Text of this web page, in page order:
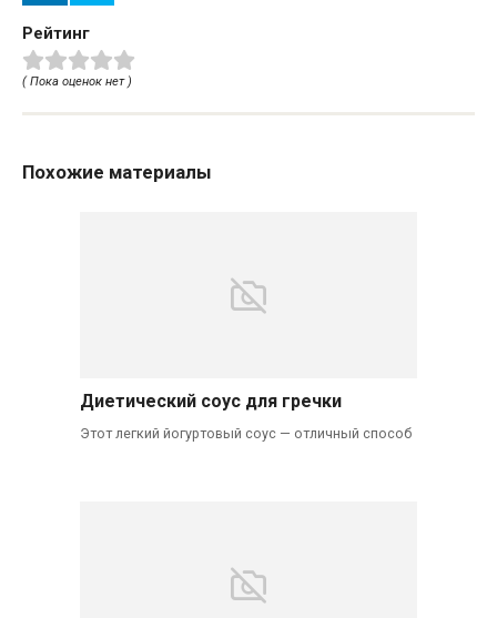
Рейтинг
( Пока оценок нет )
Похожие материалы
Диетический соус для гречки
Этот легкий йогуртовый соус — отличный способ